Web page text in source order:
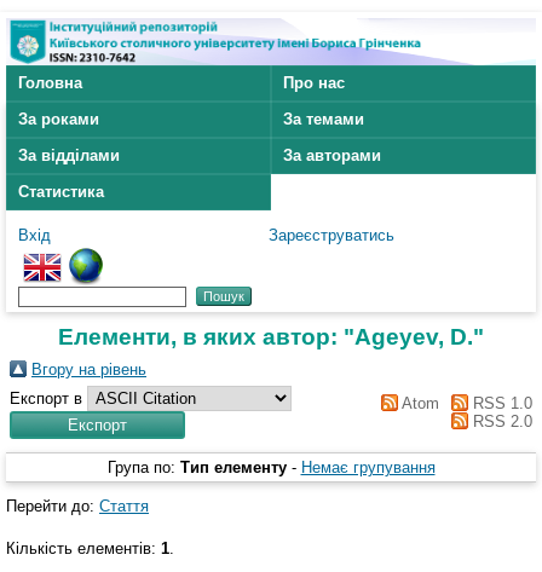
Головна
Про нас
За роками
За темами
За відділами
За авторами
Статистика
Вхід Зареєструватись
Елементи, в яких автор: "Ageyev, D."
Вгору на рівень
Експорт в
Atom
RSS 1.0
RSS 2.0
Група по: Тип елементу - Немає групування
Перейти до: Стаття
Кількість елементів: 1.